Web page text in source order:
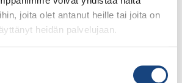
joita olet antanut heille tai joita on
heidän palvelujaan.
Swedish A-Judo/VI